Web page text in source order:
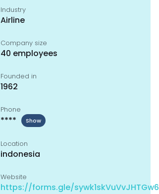
Industry
Airline
Company size
40 employees
Founded in
1962
Phone
**** Show
Location
indonesia
Website
https://forms.gle/sywk1skVuVvJHTGw6